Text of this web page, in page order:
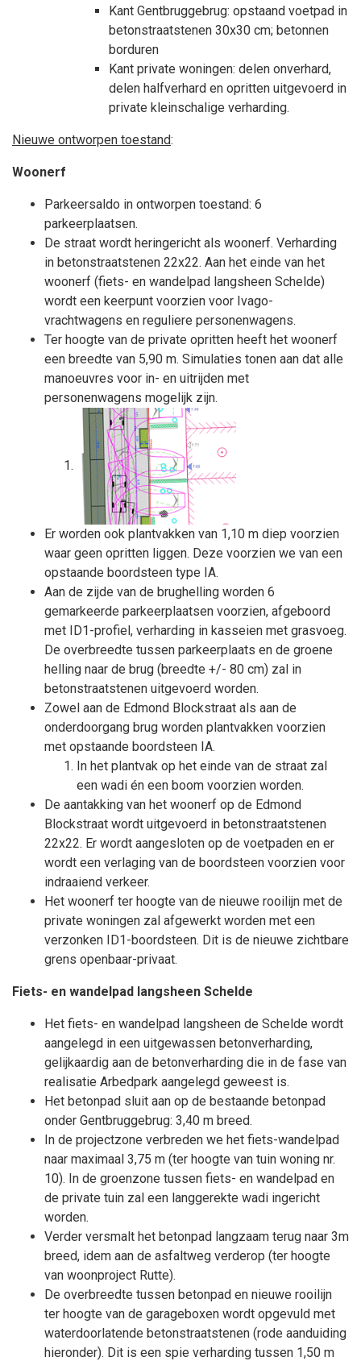
Kant Gentbruggebrug: opstaand voetpad in
betonstraatstenen 30x30 cm; betonnen
borduren
Kant private woningen: delen onverhard,
delen halfverhard en opritten uitgevoerd in
private kleinschalige verharding.
Nieuwe ontworpen toestand:
Woonerf
Parkeersaldo in ontworpen toestand: 6
parkeerplaatsen.
De straat wordt heringericht als woonerf. Verharding
in betonstraatstenen 22x22. Aan het einde van het
woonerf (fiets- en wandelpad langsheen Schelde)
wordt een keerpunt voorzien voor Ivago-
vrachtwagens en reguliere personenwagens.
Ter hoogte van de private opritten heeft het woonerf
een breedte van 5,90 m. Simulaties tonen aan dat alle
manoeuvres voor in- en uitrijden met
personenwagens mogelijk zijn.
Er worden ook plantvakken van 1,10 m diep voorzien
waar geen opritten liggen. Deze voorzien we van een
opstaande boordsteen type IA.
Aan de zijde van de brughelling worden 6
gemarkeerde parkeerplaatsen voorzien, afgeboord
met ID1-profiel, verharding in kasseien met grasvoeg.
De overbreedte tussen parkeerplaats en de groene
helling naar de brug (breedte +/- 80 cm) zal in
betonstraatstenen uitgevoerd worden.
Zowel aan de Edmond Blockstraat als aan de
onderdoorgang brug worden plantvakken voorzien
met opstaande boordsteen IA.
In het plantvak op het einde van de straat zal
een wadi én een boom voorzien worden.
De aantakking van het woonerf op de Edmond
Blockstraat wordt uitgevoerd in betonstraatstenen
22x22. Er wordt aangesloten op de voetpaden en er
wordt een verlaging van de boordsteen voorzien voor
indraaiend verkeer.
Het woonerf ter hoogte van de nieuwe rooilijn met de
private woningen zal afgewerkt worden met een
verzonken ID1-boordsteen. Dit is de nieuwe zichtbare
grens openbaar-privaat.
Fiets- en wandelpad langsheen Schelde
Het fiets- en wandelpad langsheen de Schelde wordt
aangelegd in een uitgewassen betonverharding,
gelijkaardig aan de betonverharding die in de fase van
realisatie Arbedpark aangelegd geweest is.
Het betonpad sluit aan op de bestaande betonpad
onder Gentbruggebrug: 3,40 m breed.
In de projectzone verbreden we het fiets-wandelpad
naar maximaal 3,75 m (ter hoogte van tuin woning nr.
10). In de groenzone tussen fiets- en wandelpad en
de private tuin zal een langgerekte wadi ingericht
worden.
Verder versmalt het betonpad langzaam terug naar 3m
breed, idem aan de asfaltweg verderop (ter hoogte
van woonproject Rutte).
De overbreedte tussen betonpad en nieuwe rooilijn
ter hoogte van de garageboxen wordt opgevuld met
waterdoorlatende betonstraatstenen (rode aanduiding
hieronder). Dit is een spie verharding tussen 1,50 m